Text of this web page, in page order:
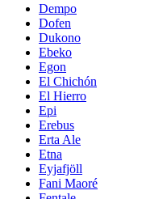
Dempo
Dofen
Dukono
Ebeko
Egon
El Chichón
El Hierro
Epi
Erebus
Erta Ale
Etna
Eyjafjöll
Fani Maoré